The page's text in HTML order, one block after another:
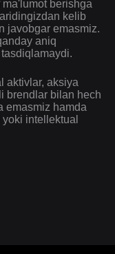
berishga
kelib
javobgar emasmiz.
aniq
aktivlar, aksiya
brendlar bilan hech
emasmiz hamda
intellektual